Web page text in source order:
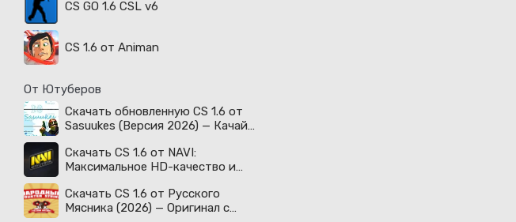
CS GO 1.6 CSL v6
CS 1.6 от Animan
От Ютуберов
Скачать обновленную CS 1.6 от
Sasuukes (Версия 2026) — Качай
Скачать CS 1.6 от NAVI:
Максимальное HD-качество и
Скачать CS 1.6 от Русского
Мясника (2026) — Оригинал с